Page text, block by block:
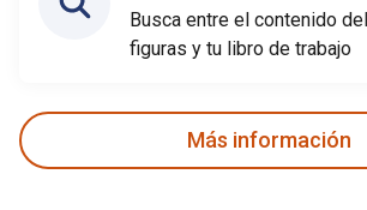
Busca entre el contenido
figuras y tu libro de trabajo
Más información